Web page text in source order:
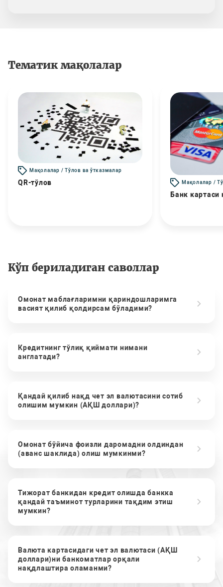
Тематик мақолалар
Мақолалар / Тўлов ва ўтказмалар
QR-тўлов Мақолалар /
Банк картаси
Кўп бериладиган саволлар
Омонат маблағларимни қариндошларимга
васият қилиб қолдирсам бўладими?
Кредитнинг тўлиқ қиймати нимани
англатади?
Қандай қилиб нақд чет эл валютасини сотиб
олишим мумкин (АҚШ доллари)?
Омонат бўйича фоизли даромадни олдиндан
(аванс шаклида) олиш мумкинми?
Тижорат банкидан кредит олишда банкка
қандай таъминот турларини тақдим этиш
мумкин?
Валюта картасидаги чет эл валютаси (АҚШ
доллари)ни банкоматлар орқали
нақдлаштира оламанми?